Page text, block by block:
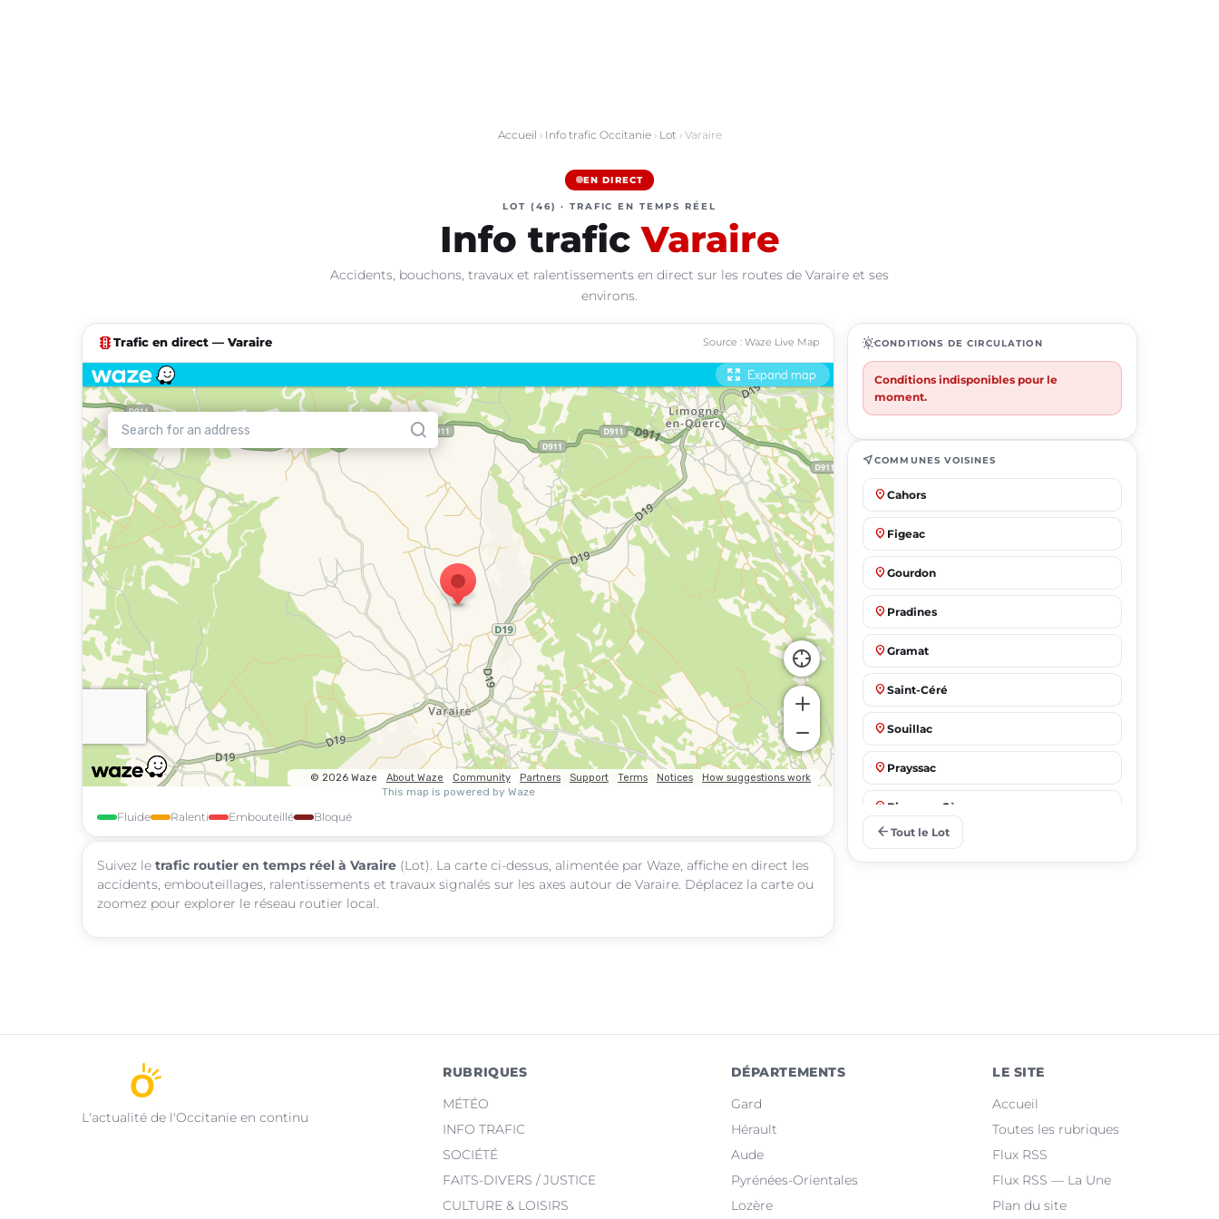
Accueil › Info trafic Occitanie› Lot › Varaire
EN DIRECT
LOT (46) · TRAFIC EN TEMPS RÉEL
Info traficVaraire
Accidents, bouchons, travaux et ralentissements en direct sur les routes de Varaire et ses
environs.
traffic Trafic en direct — Varaire Source : Waze Live Map
Fluide Ralenti Embouteillé Bloqué
Suivez le trafic routier en temps réel à Varaire (Lot). La carte ci-dessus, alimentée par Waze, affiche en direct les
accidents, embouteillages, ralentissements et travaux signalés sur les axes autour de Varaire. Déplacez la carte ou
zoomez pour explorer le réseau routier local.
routineCONDITIONS DE CIRCULATION
Conditions indisponibles pour le
moment.
near_meCOMMUNES VOISINES
place Cahors
place Figeac
place Gourdon
place Pradines
place Gramat
place Saint-Céré
place Souillac
place Prayssac
place Biars-sur-Cère
Le Vigan-en-Quercy
arrow_back Tout le Lot
L'actualité de l'Occitanie en continu
RUBRIQUES
MÉTÉO
INFO TRAFIC
SOCIÉTÉ
FAITS-DIVERS / JUSTICE
CULTURE & LOISIRS
DÉPARTEMENTS
Gard
Hérault
Aude
Pyrénées-Orientales
Lozère
LE SITE
Accueil
Toutes les rubriques
Flux RSS
Flux RSS — La Une
Plan du site